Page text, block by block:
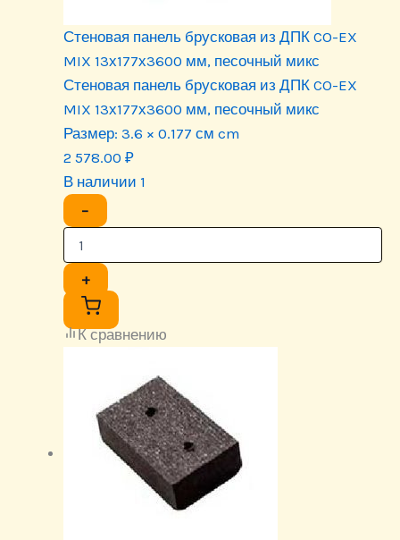
Стеновая панель брусковая из ДПК CO-EX
MIX 13х177х3600 мм, песочный микс
Стеновая панель брусковая из ДПК CO-EX
MIX 13х177х3600 мм, песочный микс
Размер: 3.6 × 0.177 см cm
2 578.00 ₽
В наличии 1
−
+
К сравнению